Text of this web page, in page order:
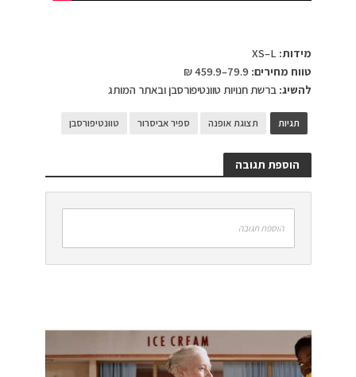
מידות:
טווח מחירים:
להשיג: ברשת חנויות טוונטיפורסבן ובאתר המותג
תגיות תצוגת אופנה ספיר אביסרור טוונטיפורסבן
הוספת תגובה
הוספת תגובה